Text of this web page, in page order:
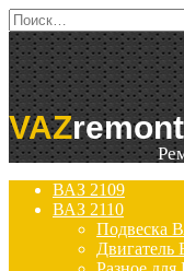
Перейти
к
содержанию
Search
for:
VAZ
ВАЗ 2109
ВАЗ 2110
Подвеска
Двигатель